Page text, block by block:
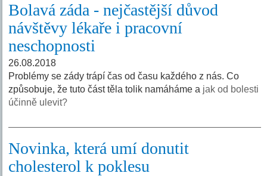
Bolavá záda - nejčastější důvod
návštěvy lékaře i pracovní
neschopnosti
26.08.2018
Problémy se zády trápí čas od času každého z nás. Co
způsobuje, že tuto část těla tolik namáháme a jak od bolesti
účinně ulevit?
Novinka, která umí donutit
cholesterol k poklesu